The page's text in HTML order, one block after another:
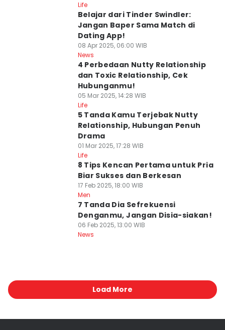
Life
Belajar dari Tinder Swindler:
Jangan Baper Sama Match di
Dating App!
08 Apr 2025, 06:00 WIB
News
4 Perbedaan Nutty Relationship
dan Toxic Relationship, Cek
Hubunganmu!
05 Mar 2025, 14:28 WIB
Life
5 Tanda Kamu Terjebak Nutty
Relationship, Hubungan Penuh
Drama
01 Mar 2025, 17:28 WIB
Life
8 Tips Kencan Pertama untuk Pria
Biar Sukses dan Berkesan
17 Feb 2025, 18:00 WIB
Men
7 Tanda Dia Sefrekuensi
Denganmu, Jangan Disia-siakan!
06 Feb 2025, 13:00 WIB
News
Load More